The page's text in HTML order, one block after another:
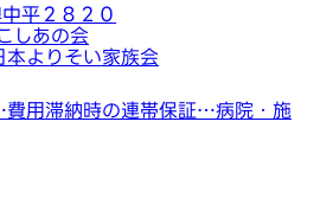
平２８２０
しあの会
よりそい家族会
費用滞納時の連帯保証…病院・施